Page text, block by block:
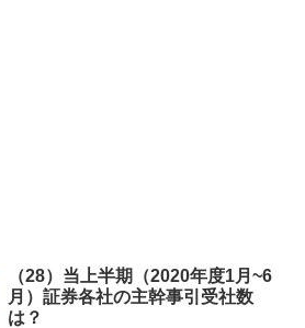
（28）当上半期（2020年度1月~6
月）証券各社の主幹事引受社数
は？